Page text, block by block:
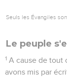
Seuls les Évangiles
Le peuple
1 A cause de tout
avons mis par